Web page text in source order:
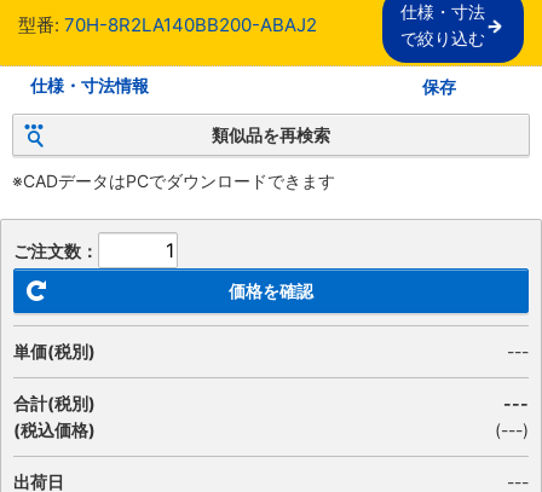
型番: 70H-8R2LA140BB200-ABAJ2
仕様・寸法
で絞り込む
仕様・寸法情報 保存
類似品を再検索
※CADデータはPCでダウンロードできます
ご注文数：
価格を確認
単価(税別) ---
合計(税別)
(税込価格)
---
(---)
出荷日
---